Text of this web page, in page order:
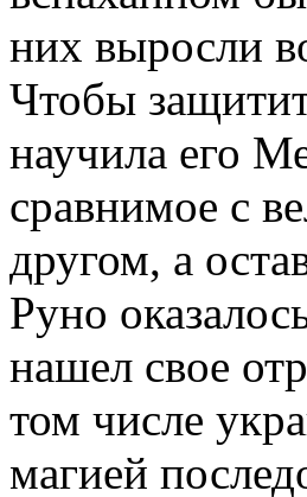
них выросли
Чтобы
научила его
сравнимое с
другом, а
Руно
нашел свое
том числе
магией